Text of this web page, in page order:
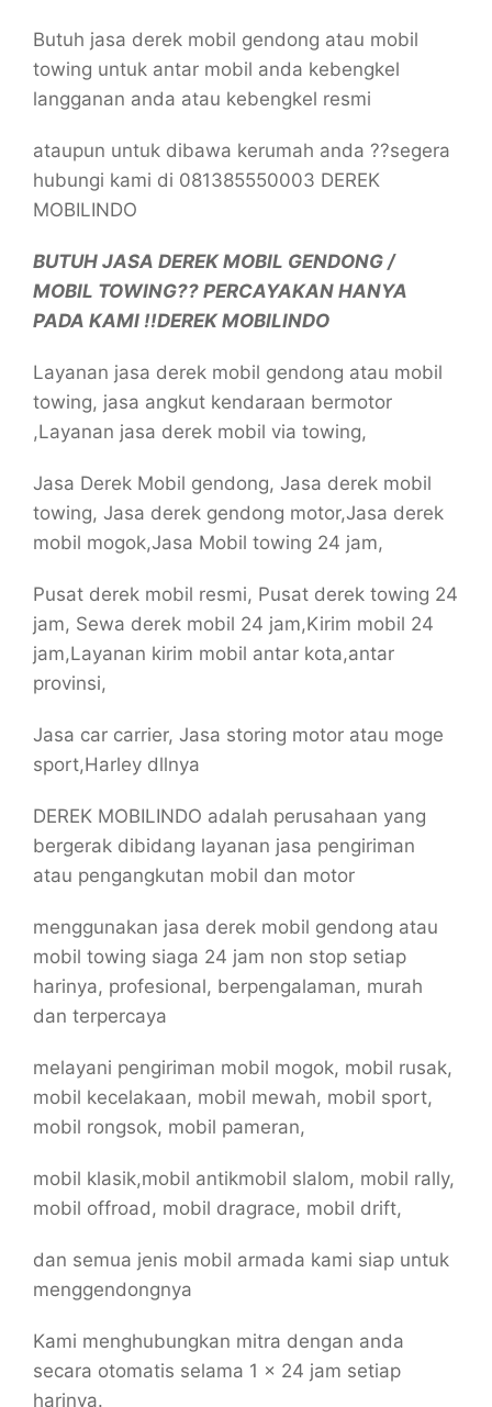
Butuh jasa derek mobil gendong atau mobil
towing untuk antar mobil anda kebengkel
langganan anda atau kebengkel resmi
ataupun untuk dibawa kerumah anda ??segera
hubungi kami di 081385550003 DEREK
MOBILINDO
BUTUH JASA DEREK MOBIL GENDONG /
MOBIL TOWING?? PERCAYAKAN HANYA
PADA KAMI !!DEREK MOBILINDO
Layanan jasa derek mobil gendong atau mobil
towing, jasa angkut kendaraan bermotor
,Layanan jasa derek mobil via towing,
Jasa Derek Mobil gendong, Jasa derek mobil
towing, Jasa derek gendong motor,Jasa derek
mobil mogok,Jasa Mobil towing 24 jam,
Pusat derek mobil resmi, Pusat derek towing 24
jam, Sewa derek mobil 24 jam,Kirim mobil 24
jam,Layanan kirim mobil antar kota,antar
provinsi,
Jasa car carrier, Jasa storing motor atau moge
sport,Harley dllnya
DEREK MOBILINDO adalah perusahaan yang
bergerak dibidang layanan jasa pengiriman
atau pengangkutan mobil dan motor
menggunakan jasa derek mobil gendong atau
mobil towing siaga 24 jam non stop setiap
harinya, profesional, berpengalaman, murah
dan terpercaya
melayani pengiriman mobil mogok, mobil rusak,
mobil kecelakaan, mobil mewah, mobil sport,
mobil rongsok, mobil pameran,
mobil klasik,mobil antikmobil slalom, mobil rally,
mobil offroad, mobil dragrace, mobil drift,
dan semua jenis mobil armada kami siap untuk
menggendongnya
Kami menghubungkan mitra dengan anda
secara otomatis selama 1 x 24 jam setiap
harinya.